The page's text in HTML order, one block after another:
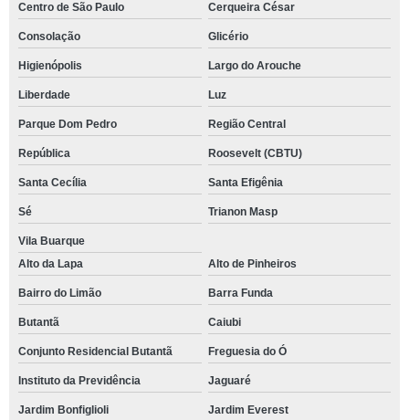
Centro de São Paulo Cerqueira César
Consolação Glicério
Higienópolis Largo do Arouche
Liberdade Luz
Parque Dom Pedro Região Central
República Roosevelt (CBTU)
Santa Cecília Santa Efigênia
Sé Trianon Masp
Vila Buarque
Alto da Lapa
Alto de Pinheiros
Bairro do Limão Barra Funda
Butantã Caiubi
Conjunto Residencial Butantã Freguesia do Ó
Instituto da Previdência Jaguaré
Jardim Bonfiglioli Jardim Everest